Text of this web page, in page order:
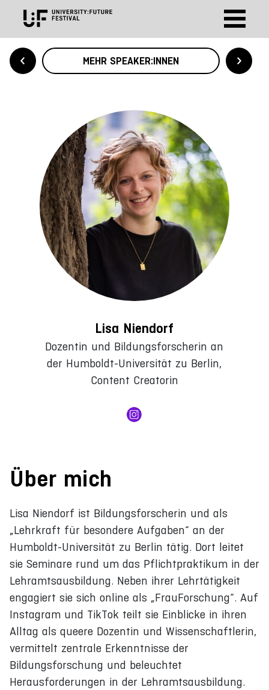
MEHR SPEAKER:INNEN
Lisa Niendorf
Dozentin und Bildungsforscherin an
der Humboldt-Universität zu Berlin,
Content Creatorin
Über mich
Lisa Niendorf ist Bildungsforscherin und als
„Lehrkraft für besondere Aufgaben“ an der
Humboldt-Universität zu Berlin tätig. Dort leitet
sie Seminare rund um das Pflichtpraktikum in der
Lehramtsausbildung. Neben ihrer Lehrtätigkeit
engagiert sie sich online als „FrauForschung“. Auf
Instagram und TikTok teilt sie Einblicke in ihren
Alltag als queere Dozentin und Wissenschaftlerin,
vermittelt zentrale Erkenntnisse der
Bildungsforschung und beleuchtet
Herausforderungen in der Lehramtsausbildung.